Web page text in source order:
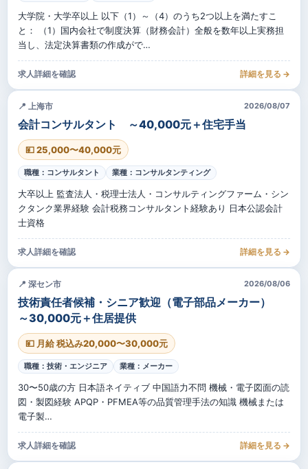
大学院・大学卒以上 以下（1）～（4）のうち2つ以上を満たすこ
と： （1）国内会社で制度決算（財務会計）全般を数年以上実務担
当し、法定決算書類の作成がで…
求人詳細を確認 詳細を見る →
📍 上海市 2026/08/07
会計コンサルタント ～40,000元＋住宅手当
💴 25,000〜40,000元
職種：コンサルタント 業種：コンサルタンティング
大卒以上 監査法人・税理士法人・コンサルティングファーム・シン
クタンク業界経験 会計税務コンサルタント経験あり 日本公認会計
士資格
求人詳細を確認 詳細を見る →
📍 深セン市 2026/08/06
技術責任者候補・シニア歓迎（電子部品メーカー）
～30,000元＋住居提供
💴 月給 税込み20,000〜30,000元
職種：技術・エンジニア 業種：メーカー
30〜50歳の方 日本語ネイティブ 中国語力不問 機械・電子図面の読
図・製図経験 APQP・PFMEA等の品質管理手法の知識 機械または
電子製…
求人詳細を確認 詳細を見る →